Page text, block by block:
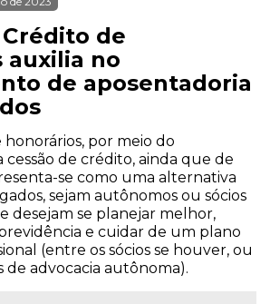
Crédito de
auxilia no
de aposentadoria
por meio do
de crédito, ainda que de
se como uma alternativa
sejam autônomos ou sócios
desejam se planejar melhor,
e cuidar de um plano
(entre os sócios se houver, ou
de advocacia autônoma).